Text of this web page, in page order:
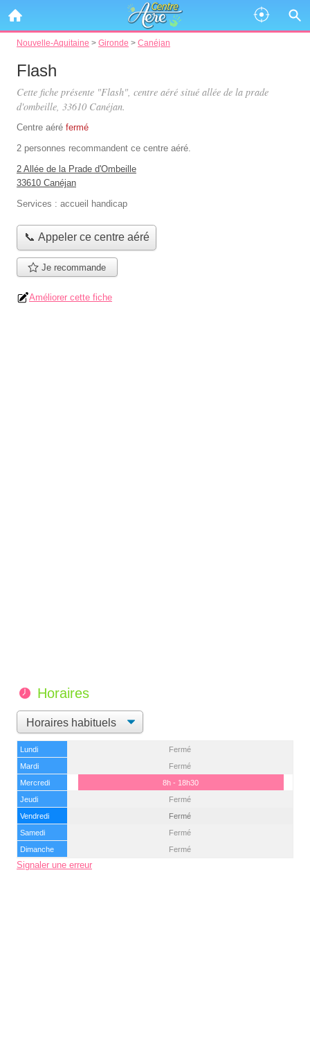
Nouvelle-Aquitaine > Gironde > Canéjan
Flash
Cette fiche présente "Flash", centre aéré situé allée de la prade
d'ombeille, 33610 Canéjan.
Centre aéré fermé
2 personnes recommandent ce centre aéré.
2 Allée de la Prade d'Ombeille
33610 Canéjan
Services : accueil handicap
📞 Appeler ce centre aéré
Je recommande
Améliorer cette fiche
Horaires
Lundi
Fermé
Mardi
Fermé
Mercredi
8h - 18h30
Jeudi
Fermé
Vendredi
Fermé
Samedi
Fermé
Dimanche
Fermé
Signaler une erreur